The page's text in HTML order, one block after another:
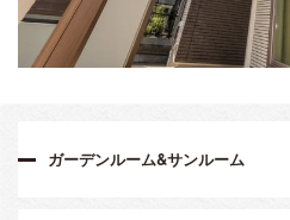
ガーデンルーム&サンルーム